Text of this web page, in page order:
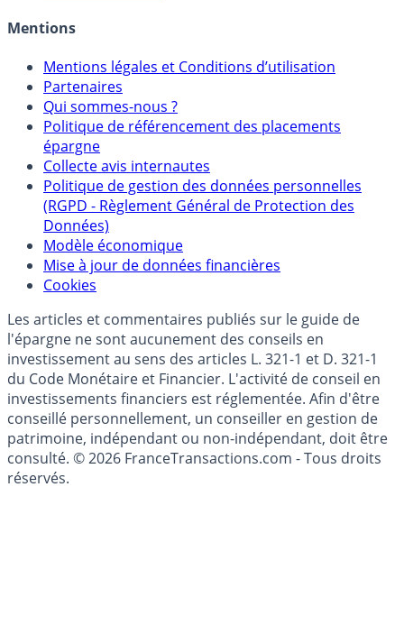
Mentions
Mentions légales et Conditions d’utilisation
Partenaires
Qui sommes-nous ?
Politique de référencement des placements
épargne
Collecte avis internautes
Politique de gestion des données personnelles
(RGPD - Règlement Général de Protection des
Données)
Modèle économique
Mise à jour de données financières
Cookies
Les articles et commentaires publiés sur le guide de
l'épargne ne sont aucunement des conseils en
investissement au sens des articles L. 321-1 et D. 321-1
du Code Monétaire et Financier. L'activité de conseil en
investissements financiers est réglementée. Afin d'être
conseillé personnellement, un conseiller en gestion de
patrimoine, indépendant ou non-indépendant, doit être
consulté. © 2026 FranceTransactions.com - Tous droits
réservés.